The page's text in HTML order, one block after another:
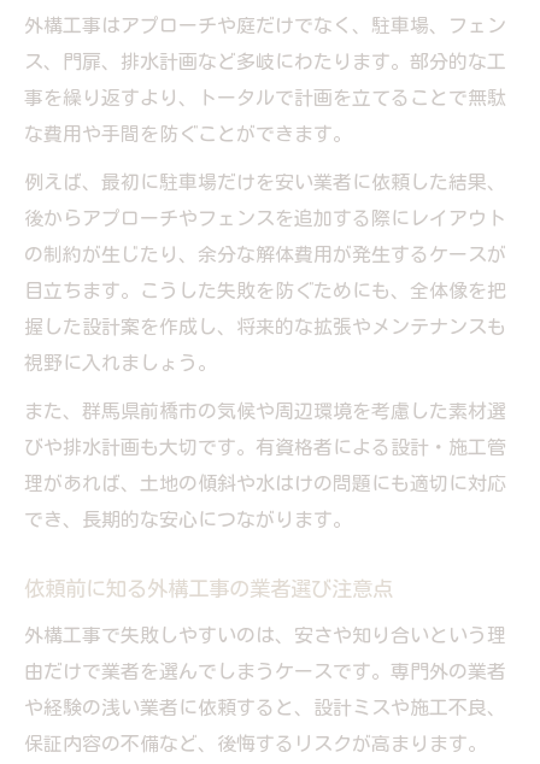
外構工事を安く済ませた方の体験談に学ぶ
コストダウンした外構工事の落とし穴を回
避
保証や契約内容で差がつく外構工事の選び方
外構工事の保証期間と契約内容の確認方法
外構工事の瑕疵期間は契約前に要確認
保証内容で比較する外構工事業者の選定基
準
外構工事の契約書で抑えておきたい重要点
保証付き外構工事で安心を得るためのコツ
暮らしやすい外構を叶える業者選定術
外構工事で快適な暮らしを実現する選び方
外構工事業者の比較で失敗しないチェック
法
び
外構工事はアプローチや庭だけでなく、駐車場、フェン
ス、門扉、排水計画など多岐にわたります。部分的な工
事を繰り返すより、トータルで計画を立てることで無駄
な費用や手間を防ぐことができます。
例えば、最初に駐車場だけを安い業者に依頼した結果、
後からアプローチやフェンスを追加する際にレイアウト
の制約が生じたり、余分な解体費用が発生するケースが
目立ちます。こうした失敗を防ぐためにも、全体像を把
握した設計案を作成し、将来的な拡張やメンテナンスも
視野に入れましょう。
また、群馬県前橋市の気候や周辺環境を考慮した素材選
びや排水計画も大切です。有資格者による設計・施工管
理があれば、土地の傾斜や水はけの問題にも適切に対応
でき、長期的な安心につながります。
依頼前に知る外構工事の業者選び注意点
外構工事で失敗しやすいのは、安さや知り合いという理
由だけで業者を選んでしまうケースです。専門外の業者
や経験の浅い業者に依頼すると、設計ミスや施工不良、
保証内容の不備など、後悔するリスクが高まります。